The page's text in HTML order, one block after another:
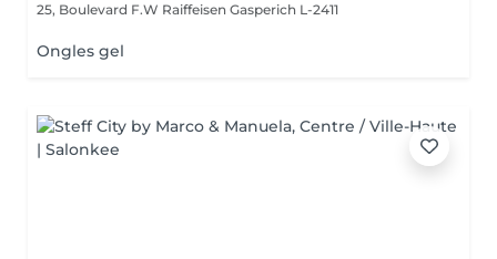
25, Boulevard F.W Raiffeisen Gasperich L-2411
Ongles gel